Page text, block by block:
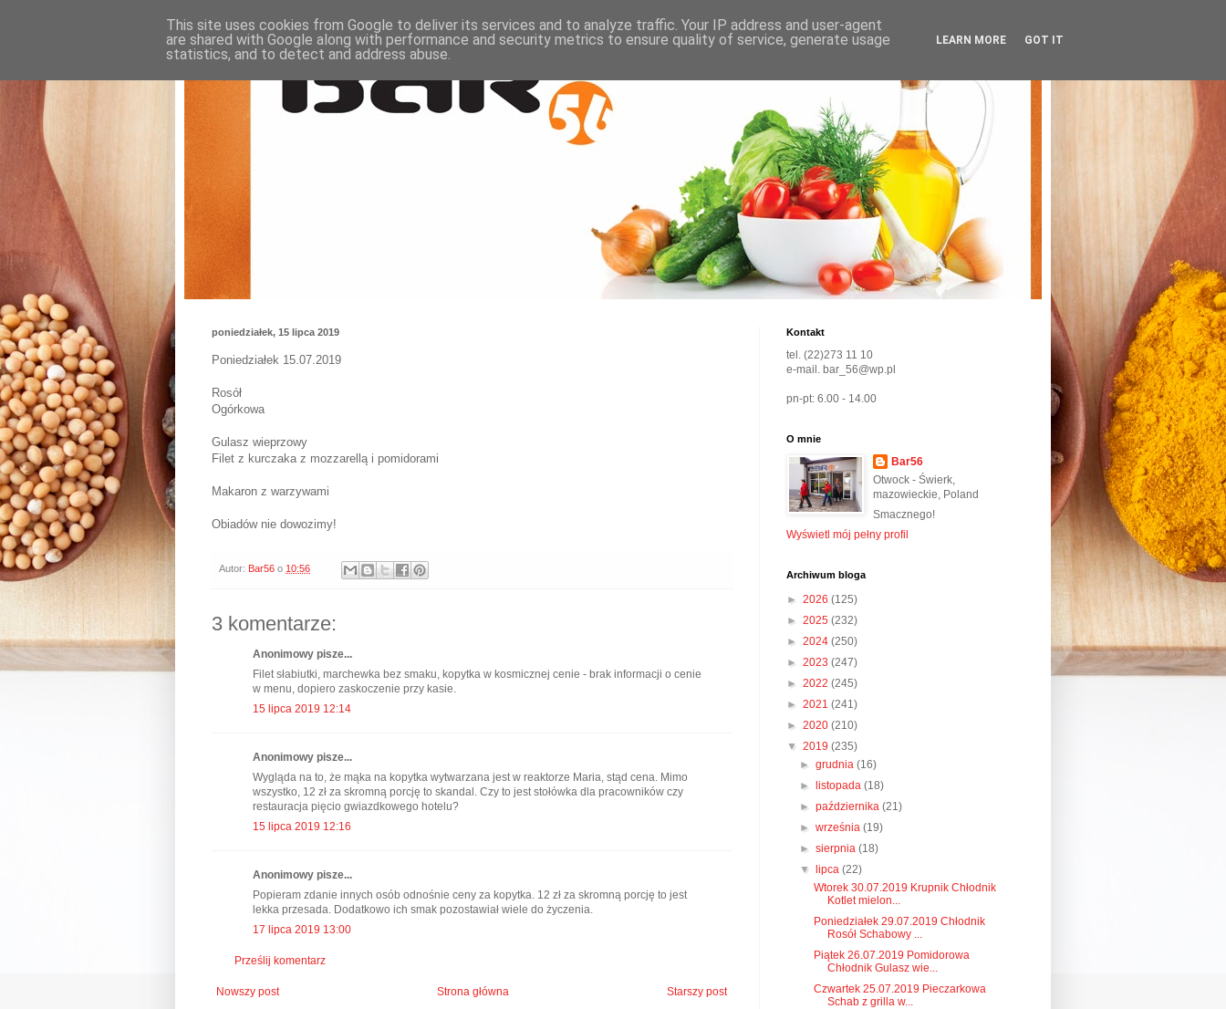
poniedziałek, 15 lipca 2019
Poniedziałek 15.07.2019
Rosół
Ogórkowa
Gulasz wieprzowy
Filet z kurczaka z mozzarellą i pomidorami
Makaron z warzywami
Obiadów nie dowozimy!
Autor: Bar56 o 10:56
3 komentarze:
Anonimowy pisze...
Filet słabiutki, marchewka bez smaku, kopytka w kosmicznej cenie - brak informacji o cenie
w menu, dopiero zaskoczenie przy kasie.
15 lipca 2019 12:14
Anonimowy pisze...
Wygląda na to, że mąka na kopytka wytwarzana jest w reaktorze Maria, stąd cena. Mimo
wszystko, 12 zł za skromną porcję to skandal. Czy to jest stołówka dla pracowników czy
restauracja pięcio gwiazdkowego hotelu?
15 lipca 2019 12:16
Anonimowy pisze...
Popieram zdanie innych osób odnośnie ceny za kopytka. 12 zł za skromną porcję to jest
lekka przesada. Dodatkowo ich smak pozostawiał wiele do życzenia.
17 lipca 2019 13:00
Prześlij komentarz
Nowszy post Starszy post
Strona główna
Kontakt
tel. (22)273 11 10
e-mail. bar_56@wp.pl
pn-pt: 6.00 - 14.00
O mnie
Bar56
Otwock - Świerk,
mazowieckie, Poland
Smacznego!
Wyświetl mój pełny profil
Archiwum bloga
► 2026 (125)
► 2025 (232)
► 2024 (250)
► 2023 (247)
► 2022 (245)
► 2021 (241)
► 2020 (210)
▼ 2019 (235)
►grudnia(16)
►
listopada(18)
►października(21)
►września(19)
►sierpnia(18)
▼
lipca(22)
Wtorek 30.07.2019 Krupnik Chłodnik
Kotlet mielon...
Poniedziałek 29.07.2019 Chłodnik
Rosół Schabowy ...
Piątek 26.07.2019 Pomidorowa
Chłodnik Gulasz wie...
Czwartek 25.07.2019 Pieczarkowa
Schab z grilla w...
This site uses cookies from Google to deliver its services and to analyze traffic. Your IP address and user-agent
are shared with Google along with performance and security metrics to ensure quality of service, generate usage
statistics, and to detect and address abuse.
LEARN MORE GOT IT